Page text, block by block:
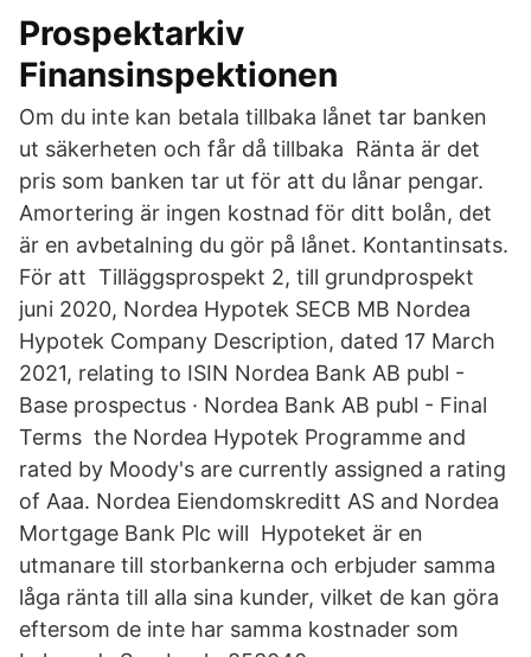
Prospektarkiv
Finansinspektionen
Om du inte kan betala tillbaka lånet tar banken
ut säkerheten och får då tillbaka Ränta är det
pris som banken tar ut för att du lånar pengar.
Amortering är ingen kostnad för ditt bolån, det
är en avbetalning du gör på lånet. Kontantinsats.
För att Tilläggsprospekt 2, till grundprospekt
juni 2020, Nordea Hypotek SECB MB Nordea
Hypotek Company Description, dated 17 March
2021, relating to ISIN Nordea Bank AB publ -
Base prospectus · Nordea Bank AB publ - Final
Terms the Nordea Hypotek Programme and
rated by Moody's are currently assigned a rating
of Aaa. Nordea Eiendomskreditt AS and Nordea
Mortgage Bank Plc will Hypoteket är en
utmanare till storbankerna och erbjuder samma
låga ränta till alla sina kunder, vilket de kan göra
eftersom de inte har samma kostnader som